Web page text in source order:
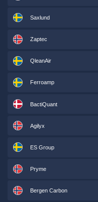
Saxlund
Zaptec
QleanAir
Ferroamp
BactiQuant
Agilyx
ES Group
Pryme
Bergen Carbon